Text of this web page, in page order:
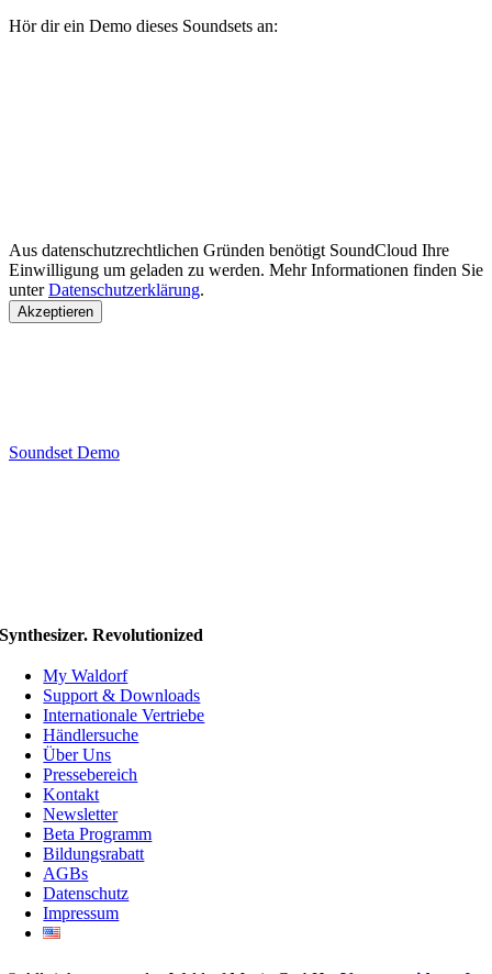
Hör dir ein Demo dieses Soundsets an:
Aus datenschutzrechtlichen Gründen benötigt SoundCloud Ihre
Einwilligung um geladen zu werden. Mehr Informationen finden Sie
unterDatenschutzerklärung.
Akzeptieren
Soundset Demo
Synthesizer. Revolutionized
My Waldorf
Support & Downloads
Internationale Vertriebe
Händlersuche
Über Uns
Pressebereich
Kontakt
Newsletter
Beta Programm
Bildungsrabatt
AGBs
Datenschutz
Impressum